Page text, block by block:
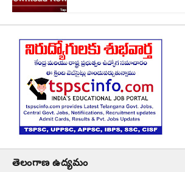
తెలంగాణ ఉద్యమం